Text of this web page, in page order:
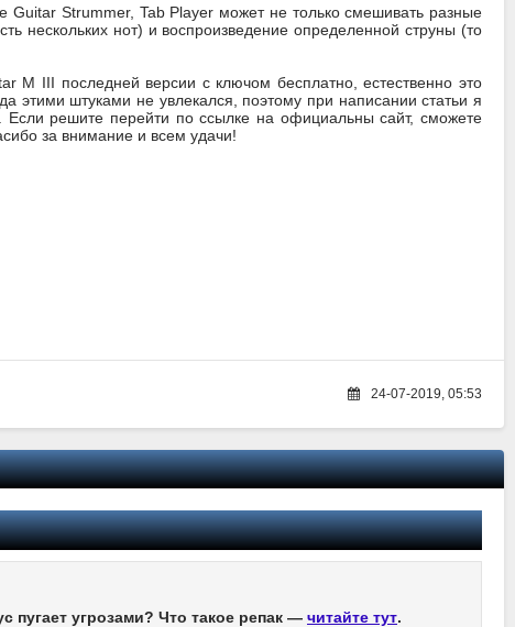
Guitar Strummer, Tab Player может не только смешивать разные
нескольких нот) и воспроизведение определенной струны (то
M III последней версии с ключом бесплатно, естественно это
этими штуками не увлекался, поэтому при написании статьи я
решите перейти по ссылке на официальны сайт, сможете
за внимание и всем удачи!
24-07-2019, 05:53
пугает угрозами? Что такое репак — читайте тут.